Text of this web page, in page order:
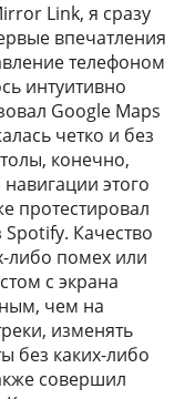
Link, я сразу
впечатления
телефоном
интуитивно
Google Maps
четко и без
конечно,
этого
протестировал
Качество
либо помех или
с экрана
чем на
изменять
без каких-либо
совершил